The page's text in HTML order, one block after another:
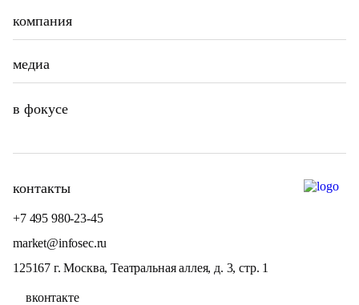
контакты
+7 495 980-23-45
market@infosec.ru
125167 г. Москва, Театральная аллея, д. 3, стр. 1
вконтакте
компания
в фокусе
медиа